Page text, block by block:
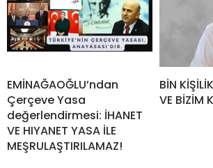
EMİNAĞAOĞLU’ndan
Çerçeve Yasa
değerlendirmesi: İHANET
VE HIYANET YASA İLE
MEŞRULAŞTIRILAMAZ!
BİN
VE BİZİM